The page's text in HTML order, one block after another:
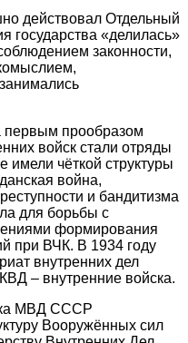
действовал Отдельный
государства «делилась»
законности,
первым прообразом
войск стали отряды
имели чёткой структуры
война,
и бандитизма
для борьбы с
формирования
при ВЧК. В 1934 году
внутренних дел
– внутренние войска.
МВД СССР
Вооружённых сил